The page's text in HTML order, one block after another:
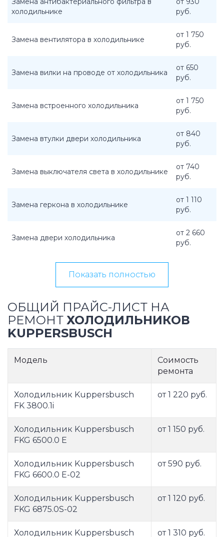
холодильнике
руб.
Замена вентилятора в холодильнике
от 1 750
руб.
Замена вилки на проводе от холодильника
от 650
руб.
Замена встроенного холодильника
от 1 750
руб.
Замена втулки двери холодильника
от 840
руб.
Замена выключателя света в холодильнике
от 740
руб.
Замена геркона в холодильнике
от 1 110
руб.
Замена двери холодильника
от 2 660
руб.
Показать полностью
ОБЩИЙ ПРАЙС-ЛИСТ НА
РЕМОНТ ХОЛОДИЛЬНИКОВ
KUPPERSBUSCH
Модель
Соимость
ремонта
Холодильник Kuppersbusch
FK 3800.1i
от 1 220 руб.
Холодильник Kuppersbusch
FKG 6500.0 E
от 1 150 руб.
Холодильник Kuppersbusch
FKG 6600.0 E-02
от 590 руб.
Холодильник Kuppersbusch
FKG 6875.0S-02
от 1 120 руб.
Холодильник Kuppersbusch от 1 310 руб.